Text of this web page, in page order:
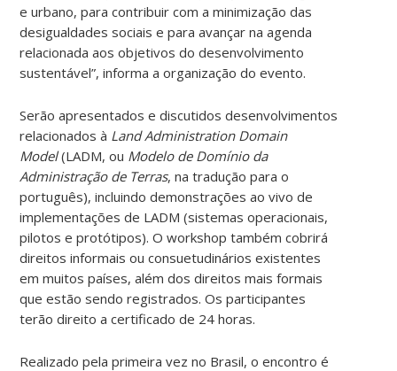
e urbano, para contribuir com a minimização das
desigualdades sociais e para avançar na agenda
relacionada aos objetivos do desenvolvimento
sustentável”, informa a organização do evento.
Serão apresentados e discutidos desenvolvimentos
relacionados à Land Administration Domain
Model(LADM, ou Modelo de Domínio da
Administração de Terras, na tradução para o
português), incluindo demonstrações ao vivo de
implementações de LADM (sistemas operacionais,
pilotos e protótipos). O workshop também cobrirá
direitos informais ou consuetudinários existentes
em muitos países, além dos direitos mais formais
que estão sendo registrados. Os participantes
terão direito a certificado de 24 horas.
Realizado pela primeira vez no Brasil, o encontro é